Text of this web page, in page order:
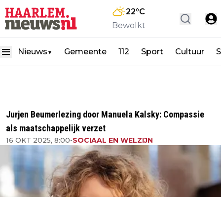
22°C
Bewolkt
Nieuws ▼ Gemeente 112 Sport Cultuur
Jurjen Beumerlezing door Manuela Kalsky: Compassie
als maatschappelijk verzet
16 OKT 2025, 8:00•SOCIAAL EN WELZIJN